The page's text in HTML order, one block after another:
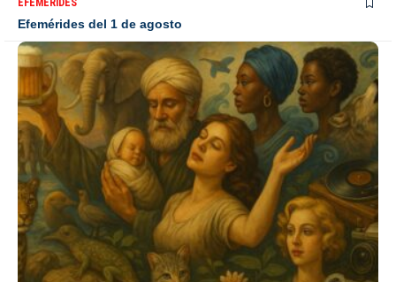
Efemérides del 1 de agosto